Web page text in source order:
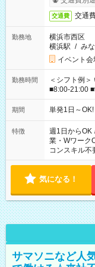
交通費 交通
勤務地
横浜市西区
横浜駅 / み
イベント会
勤務時間
＜シフト例
■8:00-21:00
期間 単発1日～OK!
特徴 週1日からOK
業・Wワーク
コンスキル不
気になる！
サマソニなど人